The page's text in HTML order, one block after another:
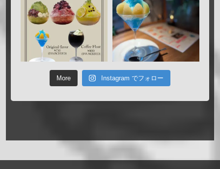
More Instagram でフォロー